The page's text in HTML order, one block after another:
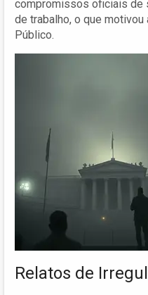
compromissos oficiais de
de trabalho, o que
Público.
Relatos de